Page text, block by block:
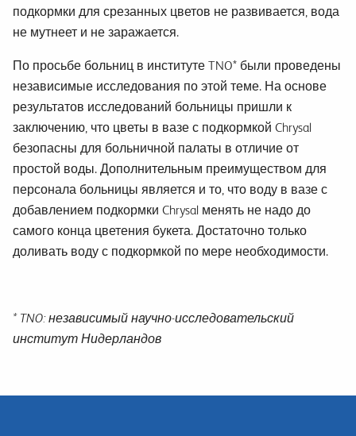
подкормки для срезанных цветов не развивается, вода
не мутнеет и не заражается.
По просьбе больниц в институте TNO* были проведены
независимые исследования по этой теме. На основе
результатов исследований больницы пришли к
заключению, что цветы в вазе с подкормкой Chrysal
безопасны для больничной палаты в отличие от
простой воды. Дополнительным преимуществом для
персонала больницы является и то, что воду в вазе с
добавлением подкормки Chrysal менять не надо до
самого конца цветения букета. Достаточно только
доливать воду с подкормкой по мере необходимости.
* TNO: независимый научно-исследовательский
институт Нидерландов